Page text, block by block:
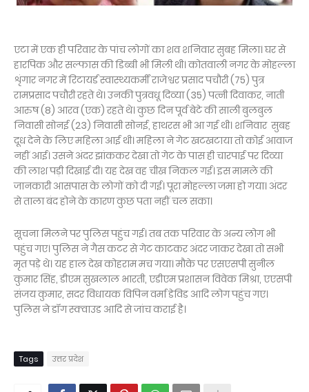
एटा में एक ही परिवार के पांच लोगों का शव शनिवार सुबह मिला। घर से
हारपिक और सल्फास की डिब्बी भी मिली थी। कोतवाली नगर के मोहल्ला
शृंगार नगर में रिटायर्ड स्वास्थ्यकर्मी राजेश्वर प्रसाद पचौरी (75) पुत्र
रामप्रसाद पचौरी रहते थे। उनकी पुत्रवधू दिव्या (35) पत्नी दिवाकर, नाती
आरुष (8) आरव (एक) रहते थे। कुछ दिन पूर्व बेटे की साली बुलबुल
निवासी सोनई (23) निवासी सोनई, हाथरस भी आ गई थी। शनिवार सुबह
दूध देने के लिए महिला आई थी। महिला ने गेट खटखटाया तो कोई आवाज
नहीं आई। उसने अंदर झांककर देखा तो गेट के पास ही चारपाई पर दिव्या
की लाश पड़ी दिखाई दी। यह देख वह चीख निकल गई। इस मामले की
जानकारी आसपास के लोगों को दी गई। पूरा मोहल्ला जमा हो गया। अंदर
से ताला बंद होने के कारण कुछ पता नहीं चल सका।
सूचना मिलने पर पुलिस पहुंच गई। तब तक परिवार के अन्य लोग भी
पहुंच गए। पुलिस ने गैस कटर से गेट काटकर अंदर जाकर देखा तो सभी
मृत पड़े थे। यह हाल देख कोहराम मच गया। मौके पर एसएसपी सुनील
कुमार सिंह, डीएम सुखलाल भारती, एडीएम प्रशासन विवेक मिश्रा, एएसपी
संजय कुमार, सदर विधायक विपिन वर्मा डेविड आदि लोग पहुंच गए।
पुलिस ने डॉग स्क्वाउड आदि से जांच कराई है।
Tags उत्तर प्रदेश